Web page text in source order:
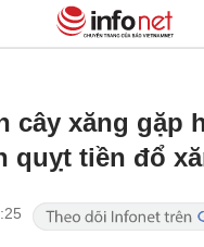
cây xăng gặp
quỵt tiền đổ